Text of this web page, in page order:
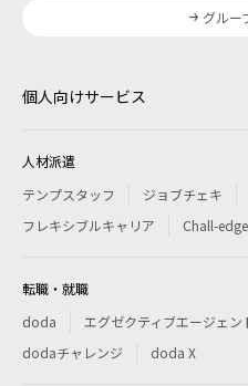
グルー
個人向けサービス
人材派遣
テンプスタッフ
ジョブチェキ
フレキシブルキャリア
Chall-edge
転職・就職
doda
エグゼクティブエージェン
dodaチャレンジ
doda X